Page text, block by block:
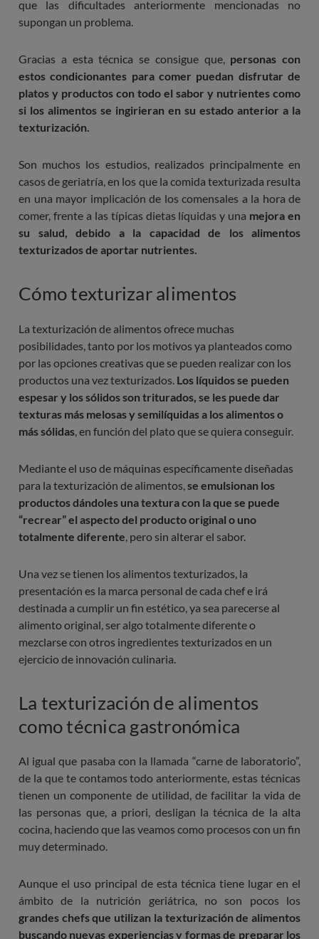
que las dificultades anteriormente mencionadas no
supongan un problema.
Gracias a esta técnica se consigue que, personas con
estos condicionantes para comer puedan disfrutar de
platos y productos con todo el sabor y nutrientes como
si los alimentos se ingirieran en su estado anterior a la
texturización.
Son muchos los estudios, realizados principalmente en
casos de geriatría, en los que la comida texturizada resulta
en una mayor implicación de los comensales a la hora de
comer, frente a las típicas dietas líquidas y una mejora en
su salud, debido a la capacidad de los alimentos
texturizados de aportar nutrientes.
Cómo texturizar alimentos
La texturización de alimentos ofrece muchas
posibilidades, tanto por los motivos ya planteados como
por las opciones creativas que se pueden realizar con los
productos una vez texturizados. Los líquidos se pueden
espesar y los sólidos son triturados, se les puede dar
texturas más melosas y semilíquidas a los alimentos o
más sólidas , en función del plato que se quiera conseguir.
Mediante el uso de máquinas específicamente diseñadas
para la texturización de alimentos, se emulsionan los
productos dándoles una textura con la que se puede
“recrear” el aspecto del producto original o uno
totalmente diferente , pero sin alterar el sabor.
Una vez se tienen los alimentos texturizados, la
presentación es la marca personal de cada chef e irá
destinada a cumplir un fin estético, ya sea parecerse al
alimento original, ser algo totalmente diferente o
mezclarse con otros ingredientes texturizados en un
ejercicio de innovación culinaria.
La texturización de alimentos
como técnica gastronómica
Al igual que pasaba con la llamada “carne de laboratorio”,
de la que te contamos todo anteriormente, estas técnicas
tienen un componente de utilidad, de facilitar la vida de
las personas que, a priori, desligan la técnica de la alta
cocina, haciendo que las veamos como procesos con un fin
muy determinado.
Aunque el uso principal de esta técnica tiene lugar en el
ámbito de la nutrición geriátrica, no son pocos los
grandes chefs que utilizan la texturización de alimentos
buscando nuevas experiencias y formas de preparar los